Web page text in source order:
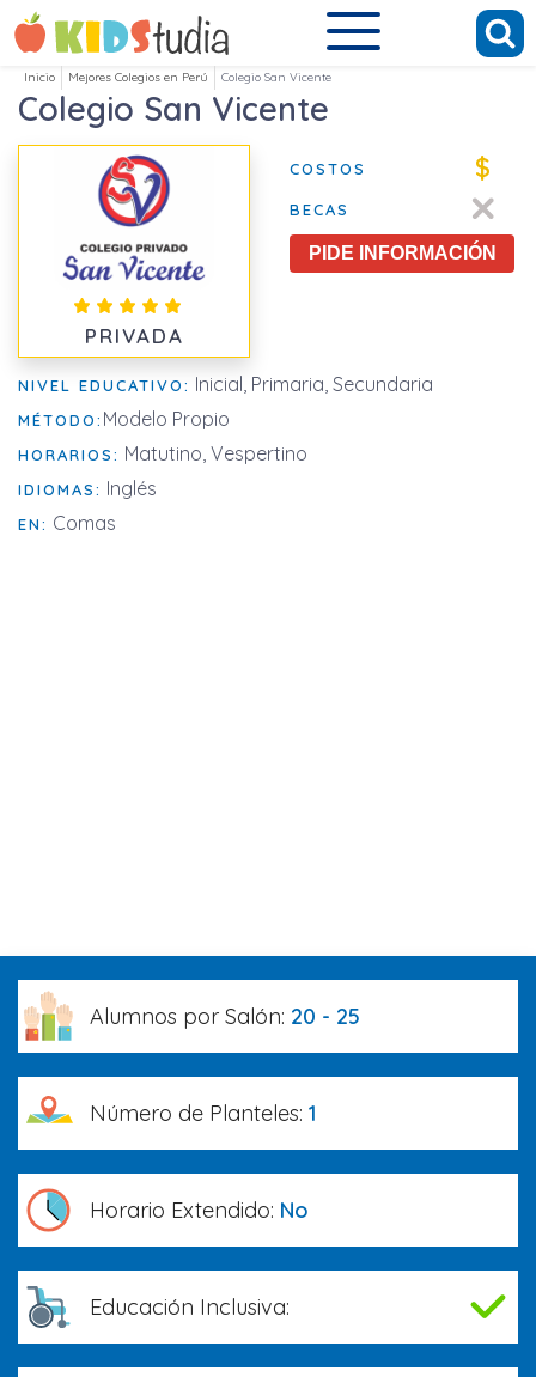
Inicio Mejores Colegios en Perú Colegio San Vicente
Colegio San Vicente
PRIVADA
COSTOS $
BECAS
PIDE INFORMACIÓN
NIVEL EDUCATIVO: Inicial, Primaria, Secundaria
MÉTODO: Modelo Propio
HORARIOS: Matutino, Vespertino
IDIOMAS: Inglés
EN: Comas
Alumnos por Salón: 20 - 25
Número de Planteles: 1
Horario Extendido: No
Educación Inclusiva: